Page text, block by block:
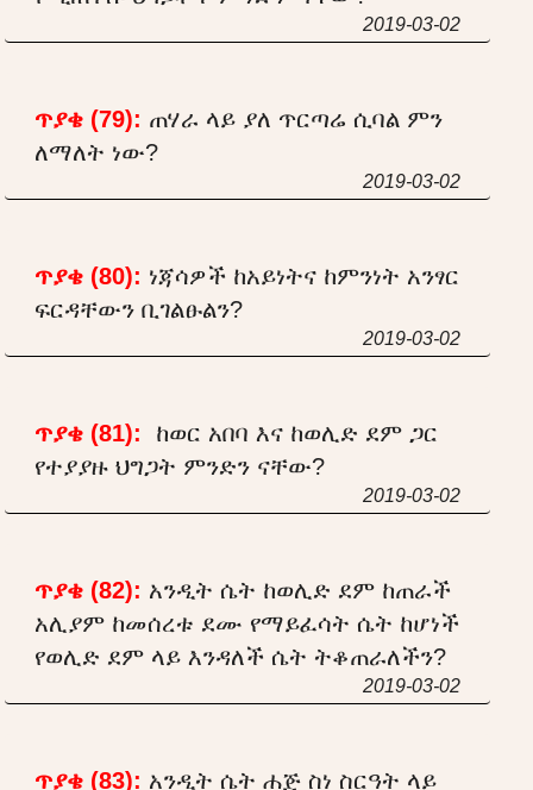
2019-03-02
ጥያቄ (79): ጠሃራ ላይ ያለ ጥርጣሬ ሲባል ምን
ለማለት ነው?
2019-03-02
ጥያቄ (80): ነጃሳዎች ከአይነትና ከምንነት አንፃር
ፍርዳቸውን ቢገልፁልን?
2019-03-02
ጥያቄ (81):
ከወር አበባ እና ከወሊድ ደም ጋር
የተያያዙ ህግጋት ምንድን ናቸው?
2019-03-02
ጥያቄ (82): አንዲት ሴት ከወሊድ ደም ከጠራች
አሊያም ከመሰረቱ ደሙ የማይፈሳት ሴት ከሆነች
የወሊድ ደም ላይ እንዳለች ሴት ትቆጠራለችን?
2019-03-02
ጥያቄ (83): አንዲት ሴት ሐጅ ስነ ስርዓት ላይ